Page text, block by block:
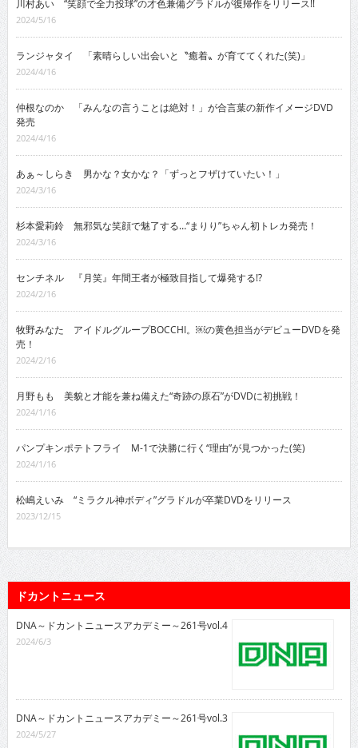
川村あい “笑顔で全力投球”の才色兼備グラドルが復帰作をリリース!!
2024/5/16
ランジャタイ 「素晴らしい出会いと〝癒着〟が育ててくれた(笑)」
2024/4/16
仲根なのか 「みんなの言うことは絶対！」が合言葉の新作イメージDVD
発売
2024/4/16
あぁ～しらき 男かな？女かな？「ずっとフザけていたい！」
2024/3/16
杉本愛莉鈴 無邪気な笑顔で魅了する…“まりり”ちゃん初トレカ発売！
2024/3/16
センチネル 『月笑』年間王者が極致目指して爆発する!?
2024/2/16
牧野みなた アイドルグループBOCCHI。￼の黄色担当がデビューDVDを発
売！
2024/2/16
月野もも 美貌と才能を兼ね備えた“奇跡の原石”がDVDに初挑戦！
2024/1/16
パンプキンポテトフライ M-1で決勝に行く“理由”が見つかった(笑)
2024/1/16
松嶋えいみ “ミラクル神ボディ”グラドルが卒業DVDをリリース
2023/12/15
ドカントニュース
DNA～ドカントニュースアカデミー～261号vol.4
2024/6/3
DNA～ドカントニュースアカデミー～261号vol.3
2024/5/27